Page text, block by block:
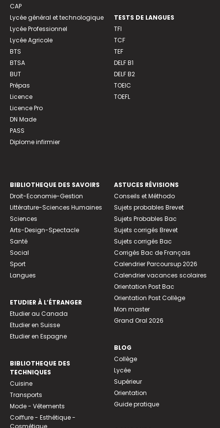
CAP
Lycée général et technologique
Lycée Professionnel
Lycée Agricole
BTS
BTSA
BUT
Prépas
Licence
Licence Pro
DN Made
PASS
Diplome infirmier
TESTS DE LANGUES
TFI
TCF
TEF
DELF B1
DELF B2
TOEIC
TOEFL
BIBLIOTHEQUE DES SAVOIRS
Droit-Economie-Gestion
Littérature-Sciences Humaines
Sciences
Arts-Design-Spectacle
Santé
Social
Sport
Langues
ETUDIER À L’ÉTRANGER
Etudier au Canada
Etudier en Suisse
Etudier en Espagne
BIBLIOTHEQUE DES
TECHNIQUES
Cuisine
Transports
Mode - Vêtements
Coiffure - Esthétique -
ASTUCES RÉVISIONS
Conseils et Méthodo
Sujets probables Brevet
Sujets Probables Bac
Sujets corrigés Brevet
Sujets corrigés Bac
Corrigés Bac de Français
Calendrier Parcoursup 2026
Calendrier vacances scolaires
Orientation Post Bac
Orientation Post Collège
Mon master
Grand Oral 2026
BLOG
Collège
Lycée
Supérieur
Orientation
Guide pratique